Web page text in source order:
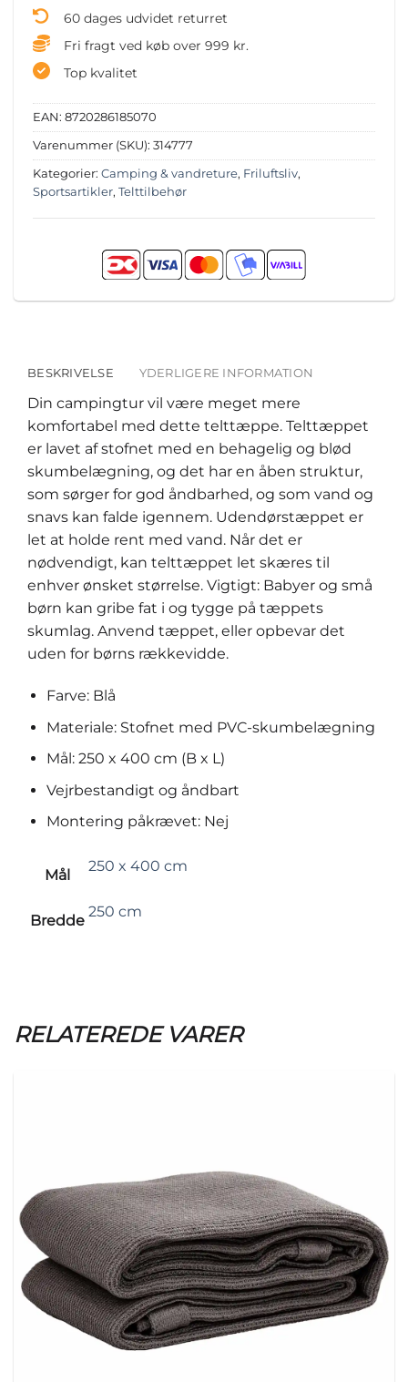
60 dages udvidet returret
Fri fragt ved køb over 999 kr.
Top kvalitet
EAN: 8720286185070
Varenummer (SKU): 314777
Kategorier: Camping & vandreture, Friluftsliv,
Sportsartikler, Telttilbehør
BESKRIVELSE YDERLIGERE INFORMATION
Din campingtur vil være meget mere
komfortabel med dette telttæppe. Telttæppet
er lavet af stofnet med en behagelig og blød
skumbelægning, og det har en åben struktur,
som sørger for god åndbarhed, og som vand og
snavs kan falde igennem. Udendørstæppet er
let at holde rent med vand. Når det er
nødvendigt, kan telttæppet let skæres til
enhver ønsket størrelse. Vigtigt: Babyer og små
børn kan gribe fat i og tygge på tæppets
skumlag. Anvend tæppet, eller opbevar det
uden for børns rækkevidde.
Farve: Blå
Materiale: Stofnet med PVC-skumbelægning
Mål: 250 x 400 cm (B x L)
Vejrbestandigt og åndbart
Montering påkrævet: Nej
Mål
250 x 400 cm
Bredde
250 cm
RELATEREDE VARER